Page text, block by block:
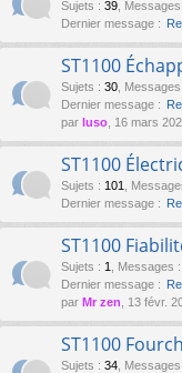
Sujets : 39 Messages
Dernier message :
ST1100
Sujets : 30 Messages
Dernier message :
par luso , 16 mars
ST1100
Sujets : 101
Dernier message :
ST1100
Sujets : 1 Messages :
Dernier message :
par Mr zen , 13 févr.
ST1100
Sujets : 34 Messages